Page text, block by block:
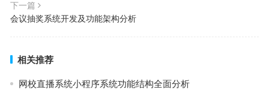
下一篇
会议抽奖系统开发及功能架构分析
相关推荐
网校直播系统小程序系统功能结构全面分析